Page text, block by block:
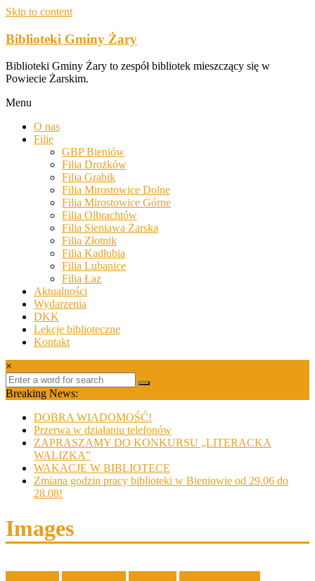
Skip to content
Biblioteki Gminy Żary
Biblioteki Gminy Żary to zespół bibliotek mieszczący się w
Powiecie Żarskim.
Menu
O nas
Filie
GBP Bieniów
Filia Drożków
Filia Grabik
Filia Mirostowice Dolne
Filia Mirostowice Górne
Filia Olbrachtów
Filia Sieniawa Żarska
Filia Złotnik
Filia Kadłubia
Filia Lubanice
Filia Łaz
Aktualności
Wydarzenia
DKK
Lekcje biblioteczne
Kontakt
×
Breaking News:
DOBRA WIADOMOŚĆ!
Przerwa w działaniu telefonów
ZAPRASZAMY DO KONKURSU „LITERACKA
WALIZKA”
WAKACJE W BIBLIOTECE
Zmiana godzin pracy biblioteki w Bieniowie od 29.06 do
28.08!
Images